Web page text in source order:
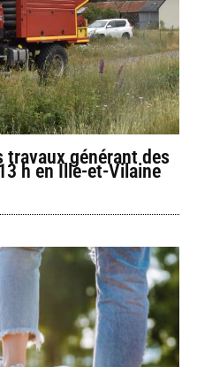
travaux générant des
h en Ille-et-Vilaine